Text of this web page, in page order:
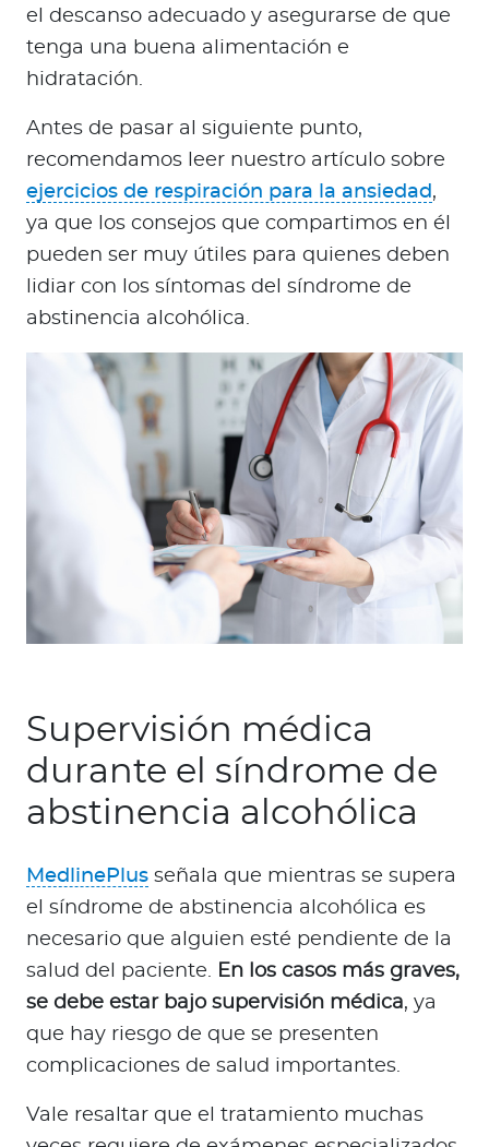
el descanso adecuado y asegurarse de que
tenga una buena alimentación e
hidratación.
Antes de pasar al siguiente punto,
recomendamos leer nuestro artículo sobre
ejercicios de respiración para la ansiedad,
ya que los consejos que compartimos en él
pueden ser muy útiles para quienes deben
lidiar con los síntomas del síndrome de
abstinencia alcohólica.
Supervisión médica
durante el síndrome de
abstinencia alcohólica
MedlinePlus señala que mientras se supera
el síndrome de abstinencia alcohólica es
necesario que alguien esté pendiente de la
salud del paciente. En los casos más graves,
se debe estar bajo supervisión médica, ya
que hay riesgo de que se presenten
complicaciones de salud importantes.
Vale resaltar que el tratamiento muchas